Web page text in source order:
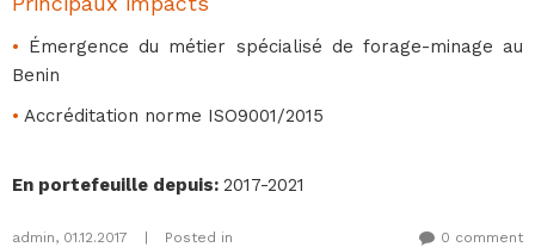
• Émergence du métier spécialisé de forage-minage au
Benin
• Accréditation norme ISO9001/2015
En portefeuille depuis: 2017-2021
admin, 01.12.2017 Posted in 0 comment